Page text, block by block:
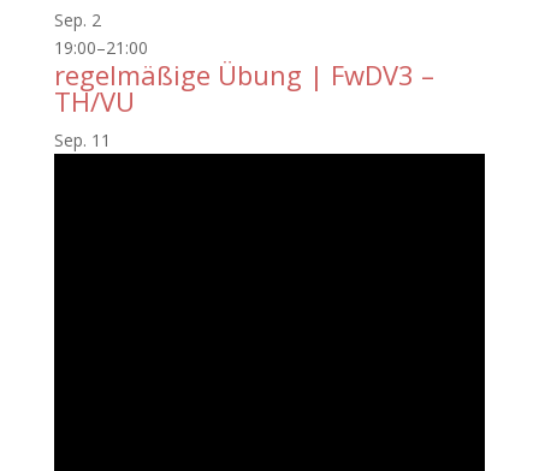
Sep. 2
19:00–21:00
regelmäßige Übung | FwDV3 –
TH/VU
Sep. 11